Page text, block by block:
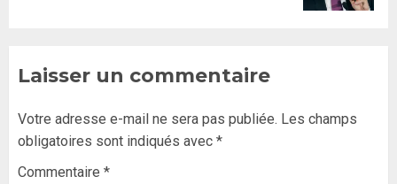
Laisser un commentaire
Votre adresse e-mail ne sera pas publiée. Les champs
obligatoires sont indiqués avec *
Commentaire *